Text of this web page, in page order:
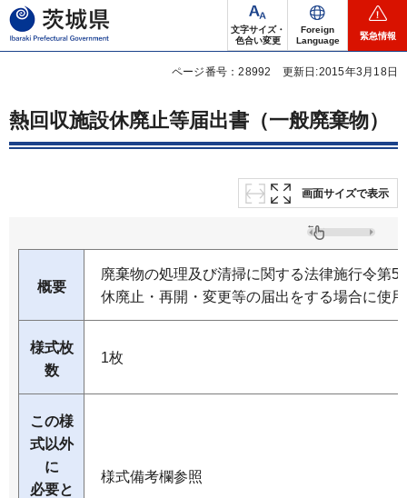
茨城県
文字サイズ・
色合い変更
Foreign
Language
緊急情報
ページ番号：28992 更新日:2015年3月18日
熱回収施設休廃止等届出書（一般廃棄物）
画面サイズで表示
概要
廃棄物の処理及び清掃に関する法律施行令第5
休廃止・再開・変更等の届出をする場合に使
様式枚
数
1枚
この様
式以外
に
必要と
様式備考欄参照